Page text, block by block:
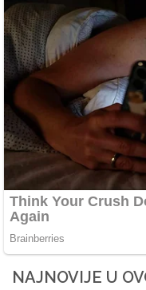
NAJNOVIJE U